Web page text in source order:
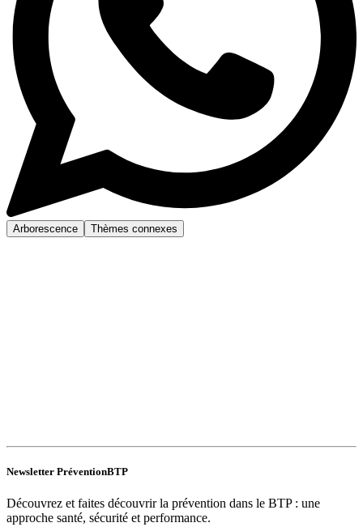
Arborescence Thèmes connexes
Newsletter PréventionBTP
Découvrez et faites découvrir la prévention dans le BTP : une
approche santé, sécurité et performance.